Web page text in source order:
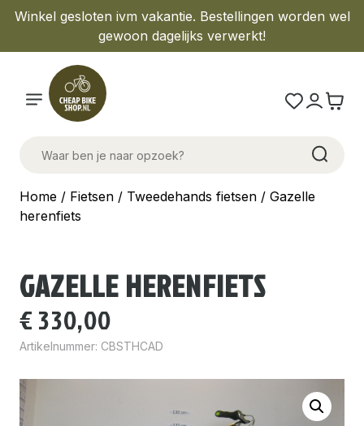
Winkel gesloten ivm vakantie. Bestellingen worden wel
gewoon dagelijks verwerkt!
Home / Fietsen / Tweedehands fietsen / Gazelle
herenfiets
GAZELLE HERENFIETS
€ 330,00
Artikelnummer: CBSTHCAD